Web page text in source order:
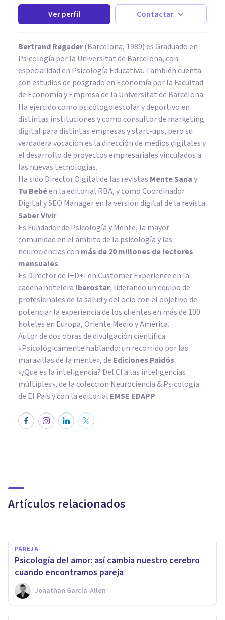
Ver perfil Contactar
Bertrand Regader(Barcelona, 1989) es Graduado en
Psicología por la Universitat de Barcelona, con
especialidad en Psicología Educativa. También cuenta
con estudios de posgrado en Economía por la Facultad
de Economía y Empresa de la Universitat de Barcelona.
Ha ejercido como psicólogo escolar y deportivo en
distintas instituciones y como consultor de marketing
digital para distintas empresas y start-ups, pero su
verdadera vocación es la dirección de medios digitales y
el desarrollo de proyectos empresariales vinculados a
las nuevas tecnologías.
Ha sido Director Digital de las revistas Mente Sanay
Tu Bebéen la editorial RBA, y como Coordinador
Digital y SEO Manager en la versión digital de la revista
Saber Vivir.
Es Fundador de Psicología y Mente, la mayor
comunidad en el ámbito de la psicología y las
neurociencias con más de 20 millones de lectores
mensuales.
Es Director de I+D+I en Customer Experience en la
cadena hotelera Iberostar, liderando un equipo de
profesionales de la salud y del ocio con el objetivo de
potenciar la experiencia de los clientes en más de 100
hoteles en Europa, Oriente Medio y América.
Autor de dos obras de divulgación científica:
«Psicológicamente hablando: un recorrido por las
maravillas de la mente», de Ediciones Paidós.
«¿Qué es la inteligencia? Del CI a las inteligencias
múltiples», de la colección Neurociencia & Psicología
de El País y con la editorial EMSE EDAPP.
Artículos relacionados
chico, en 14 señales
PAREJA
​Psicología del amor: así cambia nuestro cerebro
cuando encontramos pareja
Jonathan García-Allen